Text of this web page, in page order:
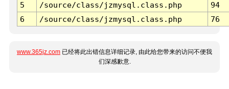
5
/source/class/jzmysql.class.php
94
6
/source/class/jzmysql.class.php 76
www.365jz.com 已经将此出错信息详细记录, 由此给您带来的访问不便我
们深感歉意.